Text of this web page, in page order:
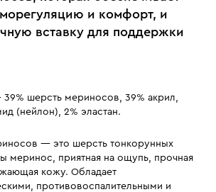
и комфорт, и
вставку для поддержки
шерсть мериносов, 39% акрил,
(нейлон), 2% эластан.
— это шерсть тонкорунных
меринос, приятная на ощупь, прочная
кожу. Обладает
противовоспалительными и